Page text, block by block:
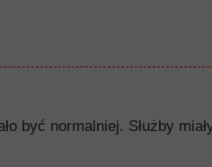
być normalniej. Służby